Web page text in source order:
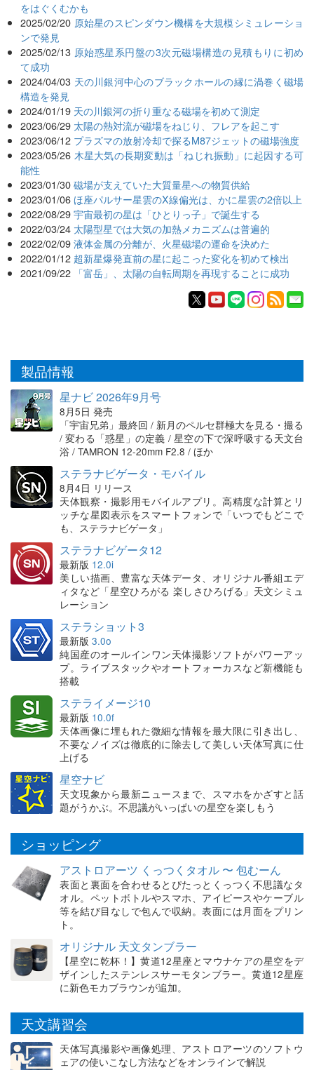
をはぐくむかも
2025/02/20 原始星のスピンダウン機構を大規模シミュレーショ
ンで発見
2025/02/13 原始惑星系円盤の3次元磁場構造の見積もりに初め
て成功
2024/04/03 天の川銀河中心のブラックホールの縁に渦巻く磁場
構造を発見
2024/01/19 天の川銀河の折り重なる磁場を初めて測定
2023/06/29 太陽の熱対流が磁場をねじり、フレアを起こす
2023/06/12 プラズマの放射冷却で探るM87ジェットの磁場強度
2023/05/26 木星大気の長期変動は「ねじれ振動」に起因する可
能性
2023/01/30 磁場が支えていた大質量星への物質供給
2023/01/06 ほ座パルサー星雲のX線偏光は、かに星雲の2倍以上
2022/08/29 宇宙最初の星は「ひとりっ子」で誕生する
2022/03/24 太陽型星では大気の加熱メカニズムは普遍的
2022/02/09 液体金属の分離が、火星磁場の運命を決めた
2022/01/12 超新星爆発直前の星に起こった変化を初めて検出
2021/09/22 「富岳」、太陽の自転周期を再現することに成功
製品情報
星ナビ 2026年9月号
8月5日 発売
「宇宙兄弟」最終回 / 新月のペルセ群極大を見る・撮る
/ 変わる「惑星」の定義 / 星空の下で深呼吸する天文台
浴 / TAMRON 12-20mm F2.8 / ほか
ステラナビゲータ・モバイル
8月4日 リリース
天体観察・撮影用モバイルアプリ。高精度な計算とリ
ッチな星図表示をスマートフォンで「いつでもどこで
も、ステラナビゲータ」
ステラナビゲータ12
最新版 12.0i
美しい描画、豊富な天体データ、オリジナル番組エデ
ィタなど「星空ひろがる 楽しさひろげる」天文シミュ
レーション
ステラショット3
最新版 3.0o
純国産のオールインワン天体撮影ソフトがパワーアッ
プ。ライブスタックやオートフォーカスなど新機能も
搭載
ステライメージ10
最新版 10.0f
天体画像に埋もれた微細な情報を最大限に引き出し、
不要なノイズは徹底的に除去して美しい天体写真に仕
上げる
星空ナビ
天文現象から最新ニュースまで、スマホをかざすと話
題がうかぶ。不思議がいっぱいの星空を楽しもう
ショッピング
アストロアーツ くっつくタオル 〜 包むーん
表面と裏面を合わせるとぴたっとくっつく不思議なタ
オル。ペットボトルやスマホ、アイピースやケーブル
等を結び目なしで包んで収納。表面には月面をプリン
ト。
オリジナル 天文タンブラー
【星空に乾杯！】黄道12星座とマウナケアの星空をデ
ザインしたステンレスサーモタンブラー。黄道12星座
に新色モカブラウンが追加。
天文講習会
天体写真撮影や画像処理、アストロアーツのソフトウ
ェアの使いこなし方法などをオンラインで解説